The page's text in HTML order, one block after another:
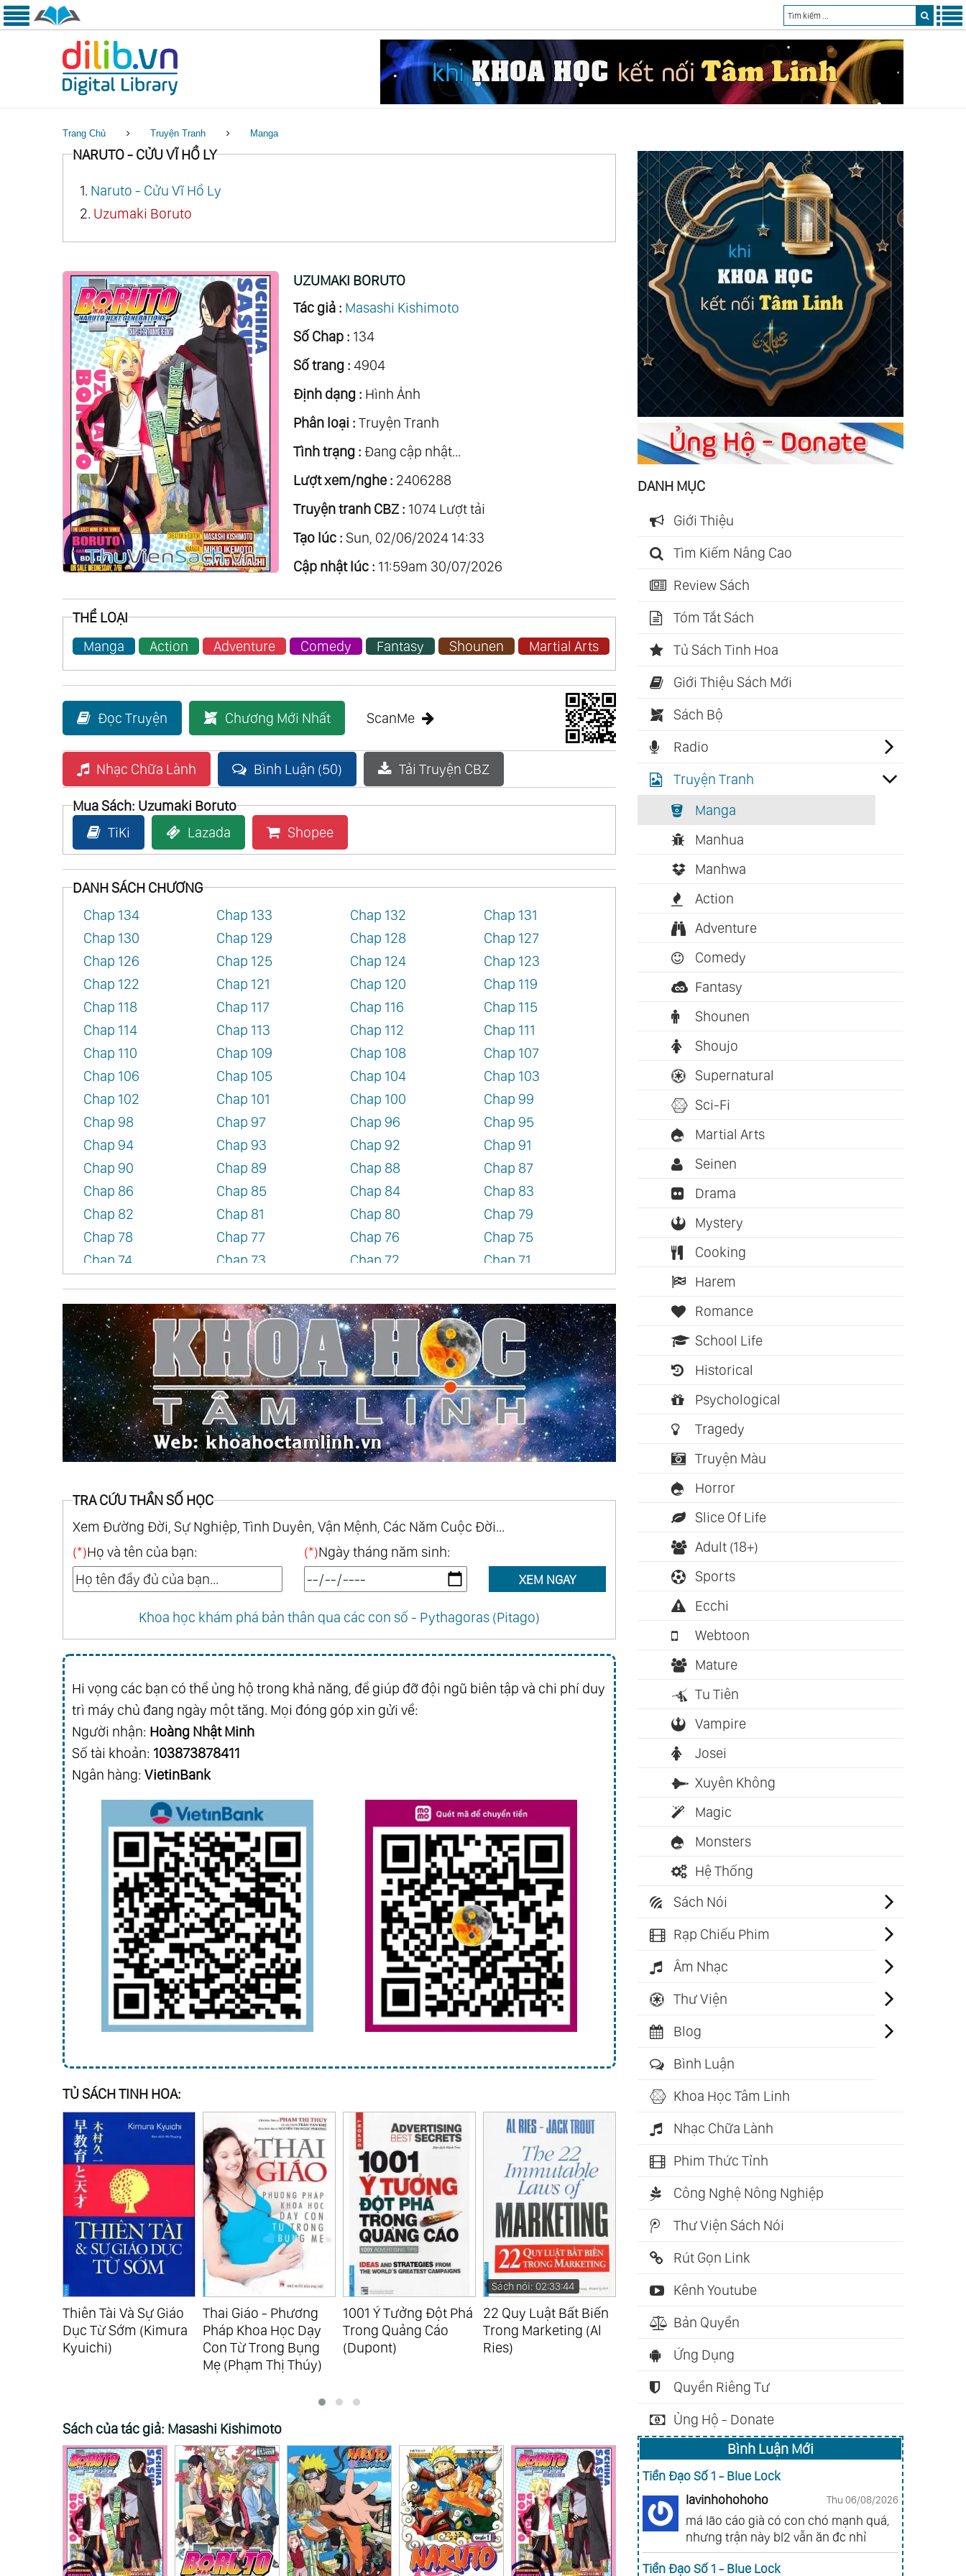
Trang Chủ Truyện Tranh Manga
NARUTO - CỬU VĨ HỒ LY
1. Naruto - Cửu Vĩ Hồ Ly
2. Uzumaki Boruto
UZUMAKI BORUTO
Tác giả : Masashi Kishimoto
Số Chap : 134
Số trang : 4904
Định dạng : Hình Ảnh
Phân loại : Truyện Tranh
Tình trạng : Đang cập nhật...
Lượt xem/nghe : 2406288
Truyện tranh CBZ : 1074 Lượt tải
Tạo lúc : Sun, 02/06/2024 14:33
Cập nhật lúc : 11:59am 30/07/2026
THỂ LOẠI
Manga
Action Adventure Comedy Fantasy Shounen Martial Arts
Đọc Truyện Chương Mới Nhất ScanMe
Nhạc Chữa Lành Bình Luận (50) Tải Truyện CBZ
Mua Sách: Uzumaki Boruto
TiKi
Lazada Shopee
DANH SÁCH CHƯƠNG
Chap 134
Chap 133 Chap 132
Chap 131
Chap 130
Chap 129 Chap 128
Chap 127
Chap 126
Chap 125 Chap 124
Chap 123
Chap 122
Chap 121 Chap 120
Chap 119
Chap 118
Chap 117 Chap 116
Chap 115
Chap 114
Chap 113 Chap 112
Chap 111
Chap 110
Chap 109 Chap 108
Chap 107
Chap 106
Chap 105 Chap 104
Chap 103
Chap 102
Chap 101 Chap 100
Chap 99
Chap 98
Chap 97 Chap 96
Chap 95
Chap 94
Chap 93 Chap 92
Chap 91
Chap 90
Chap 89 Chap 88
Chap 87
Chap 86
Chap 85 Chap 84
Chap 83
Chap 82
Chap 81 Chap 80
Chap 79
Chap 78
Chap 77 Chap 76
Chap 75
Chap 74
Chap 73 Chap 72
Chap 71
Chap 66
Chap 65 Chap 64
Chap 63
Chap 62
Chap 61 Chap 60
Chap 59
Chap 58
Chap 57 Chap 56
Chap 55
Chap 54
Chap 53 Chap 52
Chap 51
Chap 50
Chap 49 Chap 48
Chap 47
Chap 46
Chap 45 Chap 44
Chap 43
Chap 42
Chap 41 Chap 40
Chap 39
Chap 38
Chap 37 Chap 36
Chap 35
Chap 34
Chap 26
Chap 25 Chap 24
Chap 23
Chap 22
Chap 20
Chap 18
Chap 17 Chap 16
Chap 15
Chap 9 Chap 8
Chap 7
Chap 6
Chap 5 Chap 4
Chap 3
TRA CỨU THẦN SỐ HỌC
Xem Đường Đời, Sự Nghiệp, Tình Duyên, Vận Mệnh, Các Năm Cuộc Đời...
(*)Họ và tên của bạn: (*)Ngày tháng năm sinh:
XEM NGAY
Khoa học khám phá bản thân qua các con số - Pythagoras (Pitago)
Hi vọng các bạn có thể ủng hộ trong khả năng, để giúp đỡ đội ngũ biên tập và chi phí duy
trì máy chủ đang ngày một tăng. Mọi đóng góp xin gửi về:
Người nhận: Hoàng Nhật Minh
Số tài khoản: 103873878411
Ngân hàng: VietinBank
TỦ SÁCH TINH HOA:
Thiên Tài Và Sự Giáo
Dục Từ Sớm (Kimura
Kyuichi)
Thai Giáo - Phương
Pháp Khoa Học Dạy
Con Từ Trong Bụng
Mẹ (Phạm Thị Thúy)
1001 Ý Tưởng Đột Phá
Trong Quảng Cáo
(Dupont)
Sách nói: 02:33:44
22 Quy Luật Bất Biến
Trong Marketing (Al
Ries)
Sách nói: 03:15:09
Yes Or No - Những
Quyết Định Thay Đổi
Cuộc Sống (Spencer
Johnson)
Sách của tác giả: Masashi Kishimoto
DANH MỤC
Giới Thiệu
Tìm Kiếm Nâng Cao
Review Sách
Tóm Tắt Sách
Tủ Sách Tinh Hoa
Giới Thiệu Sách Mới
Sách Bộ
Radio
Truyện Tranh
Manga
Manhua
Manhwa
Action
Adventure
Comedy
Fantasy
Shounen
Shoujo
Supernatural
Sci-Fi
Martial Arts
Seinen
Drama
Mystery
Cooking
Harem
Romance
School Life
Historical
Psychological
Tragedy
Truyện Màu
Horror
Slice Of Life
Adult (18+)
Sports
Ecchi
Webtoon
Mature
Tu Tiên
Vampire
Josei
Xuyên Không
Magic
Monsters
Hệ Thống
Sách Nói
Rạp Chiếu Phim
Âm Nhạc
Thư Viện
Blog
Bình Luận
Khoa Học Tâm Linh
Nhạc Chữa Lành
Phim Thức Tỉnh
Công Nghệ Nông Nghiệp
Thư Viện Sách Nói
Rút Gọn Link
Kênh Youtube
Bản Quyền
Ứng Dụng
Quyền Riêng Tư
Ủng Hộ - Donate
Bình Luận Mới
Tiền Đạo Số 1 - Blue Lock
lavinhohohoho
Thu 06/08/2026
má lão cáo già có con chó mạnh quá,
nhưng trận này bl2 vẫn ăn đc nhỉ
Tiền Đạo Số 1 - Blue Lock